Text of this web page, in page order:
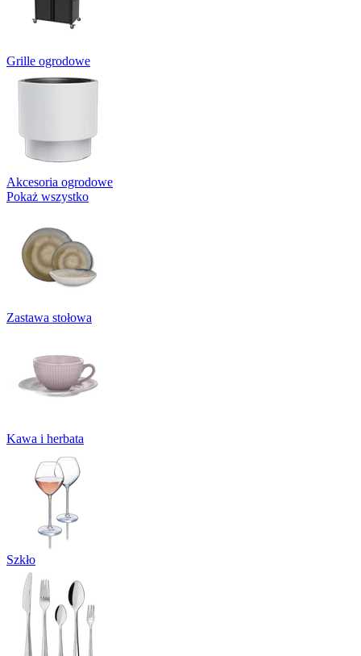
Grille ogrodowe
Akcesoria ogrodowe
Pokaż wszystko
Zastawa stołowa
Kawa i herbata
Szkło